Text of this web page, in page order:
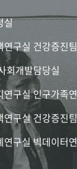
실
연구실 건강증진팀
회개발담당실
연구실 인구가족
연구실 건강증진팀
연구실 빅데이터